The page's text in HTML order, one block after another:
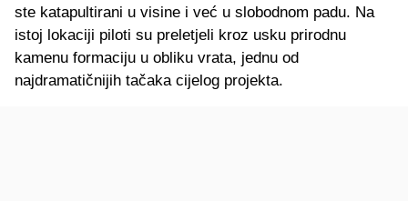
ste katapultirani u visine i već u slobodnom padu. Na
istoj lokaciji piloti su preletjeli kroz usku prirodnu
kamenu formaciju u obliku vrata, jednu od
najdramatičnijih tačaka cijelog projekta.